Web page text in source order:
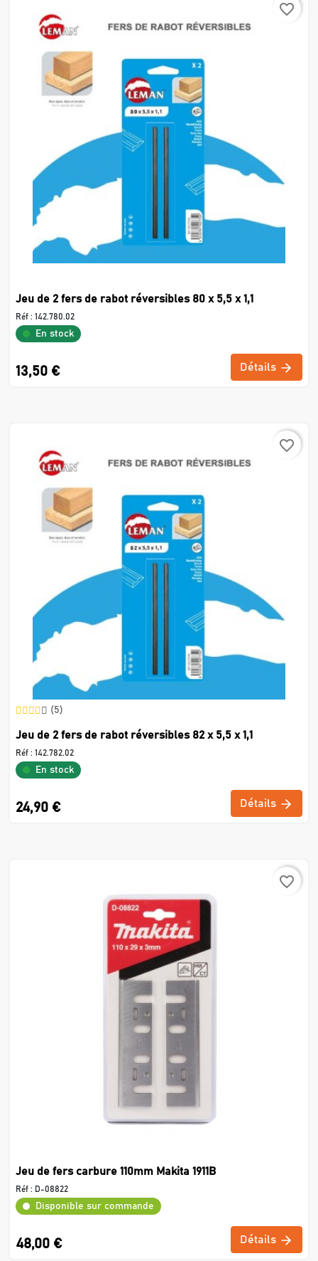
favorite_border
Jeu de 2 fers de rabot réversibles 80 x 5,5 x 1,1
Réf : 142.780.02
En stock
13,50 € Détails
favorite_border
(5)
Jeu de 2 fers de rabot réversibles 82 x 5,5 x 1,1
Réf : 142.782.02
En stock
24,90 € Détails
favorite_border
Jeu de fers carbure 110mm Makita 1911B
Réf : D-08822
Disponible sur commande
48,00 € Détails